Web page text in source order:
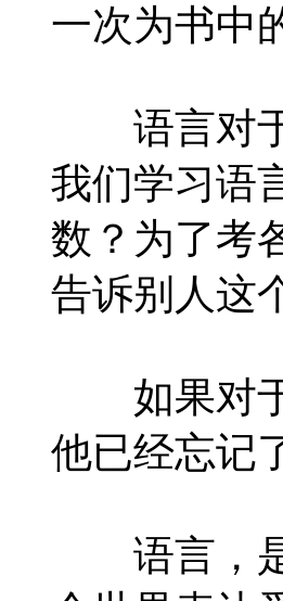
一次为书中
语言对于
我们学习语
数？为了考
告诉别人这
如果对于
他已经忘记
语言，是